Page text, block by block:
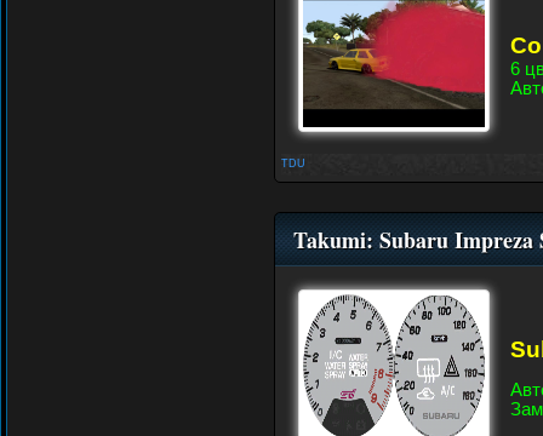
6
TDU
Takumi: Subaru Impreza